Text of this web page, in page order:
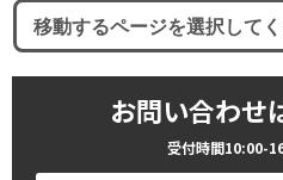
お問い合わせ
受付時間10:00-